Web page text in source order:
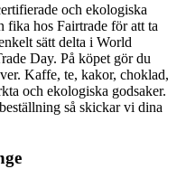
och ekologiska
fika hos Fairtrade för att ta
sätt delta i World
Day. På köpet gör du
Kaffe, te, kakor, choklad,
och ekologiska godsaker.
så skickar vi dina